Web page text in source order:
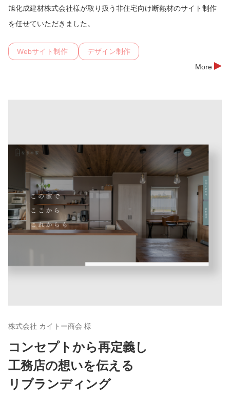
旭化成建材株式会社様が取り扱う非住宅向け断熱材のサイト制作
を任せていただきました。
Webサイト制作
デザイン制作
More
株式会社 カイトー商会 様
コンセプトから再定義し
工務店の想いを伝える
リブランディング